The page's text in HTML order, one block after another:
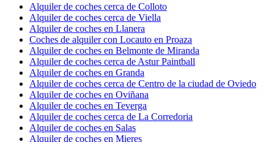
Alquiler de coches cerca de Colloto
Alquiler de coches cerca de Viella
Alquiler de coches en Llanera
Coches de alquiler con Locauto en Proaza
Alquiler de coches en Belmonte de Miranda
Alquiler de coches cerca de Astur Paintball
Alquiler de coches en Granda
Alquiler de coches cerca de Centro de la ciudad de Oviedo
Alquiler de coches en Oviñana
Alquiler de coches en Teverga
Alquiler de coches cerca de La Corredoria
Alquiler de coches en Salas
Alquiler de coches en Mieres